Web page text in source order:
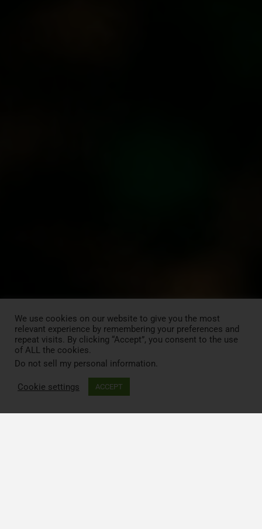
We use cookies on our website to give you the most
relevant experience by remembering your preferences and
repeat visits. By clicking “Accept”, you consent to the use
of ALL the cookies.
Do not sell my personal information.
Cookie settings ACCEPT